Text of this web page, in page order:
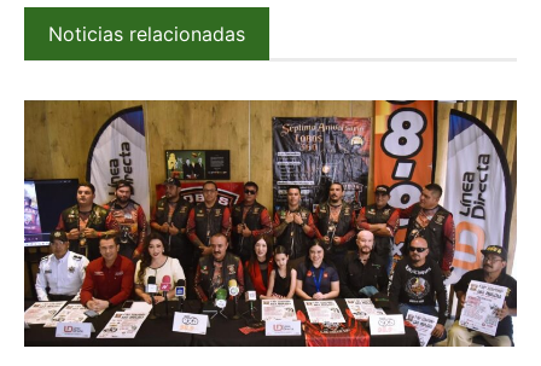
Noticias relacionadas